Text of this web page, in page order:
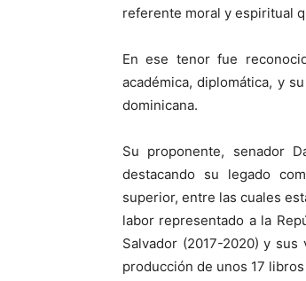
referente moral y espiritual
En ese tenor fue
académica, diplomática, y
dominicana.
Su proponente, senador
destacando su legado
superior, entre las cuales
labor representado a la
Salvador (2017-2020) y
producción de unos 17